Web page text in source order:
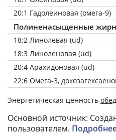
20:1 Гадолеиновая (омега-9)
Полиненасыщенные
18:2 Линолевая (ud)
18:3 Линоленовая (ud)
20:4 Арахидоновая (ud)
22:6 Омега-3,
Энергетическая ценность
Основной источник:
пользователем.